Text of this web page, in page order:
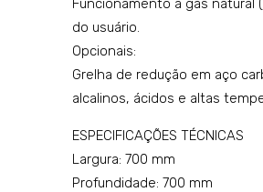
Funcionamento a gás natural
do usuário.
Opcionais:
Grelha de redução em aço
alcalinos, ácidos e altas
ESPECIFICAÇÕES TÉCNICAS
Largura: 700 mm
Profundidade: 700 mm